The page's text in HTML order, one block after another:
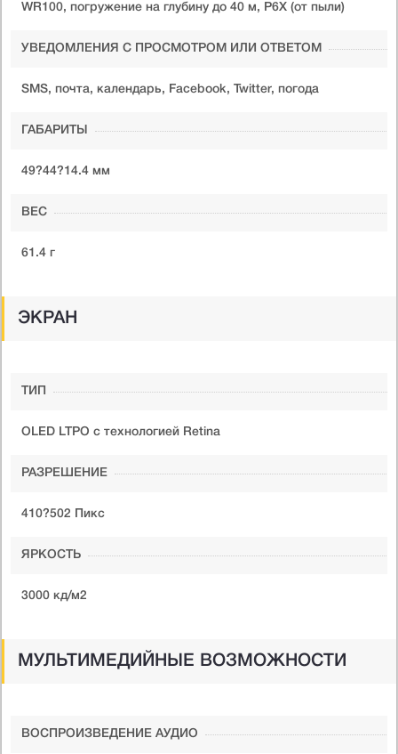
WR100, погружение на глубину до 40 м, P6X (от пыли)
УВЕДОМЛЕНИЯ С ПРОСМОТРОМ ИЛИ ОТВЕТОМ
SMS, почта, календарь, Facebook, Twitter, погода
ГАБАРИТЫ
49?44?14.4 мм
ВЕС
61.4 г
ЭКРАН
ТИП
OLED LTPO с технологией Retina
РАЗРЕШЕНИЕ
410?502 Пикс
ЯРКОСТЬ
3000 кд/м2
МУЛЬТИМЕДИЙНЫЕ ВОЗМОЖНОСТИ
ВОСПРОИЗВЕДЕНИЕ АУДИО